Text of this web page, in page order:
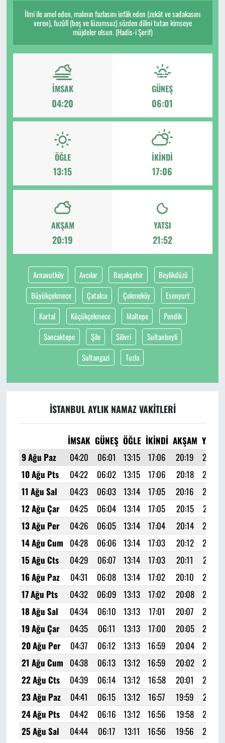
İlmi ile amel eden, malının fazlasını infâk eden (zekât ve sadakasını
veren), fuzûlî (boş ve lüzumsuz) sözden dilini tutan kimseye
müjdeler olsun. (Hadis-i Şerif)
İMSAK
04:20
GÜNEŞ
06:01
ÖĞLE
13:15
İKINDI
17:06
AKŞAM
20:19
YATSI
21:52
Arnavutköy Avcılar Başakşehir
Beylikdüzü
Büyükçekmece
Çatalca Çekmeköy
Esenyurt
Kartal
Küçükçekmece Maltepe
Pendik
Sancaktepe
Şile Silivri
Sultanbeyli
Sultangazi
Tuzla
İSTANBUL AYLIK NAMAZ VAKITLERI
İMSAK GÜNEŞ ÖĞLE İKINDI AKŞAM YATSI
9 Ağu Paz
04:20 06:01 13:15 17:06 20:19
21:52
10 Ağu Pts
04:22 06:02 13:15 17:06 20:18
21:50
11 Ağu Sal
04:23 06:03 13:14 17:05 20:16
21:49
12 Ağu Çar
04:25 06:04 13:14 17:05 20:15
21:47
13 Ağu Per
04:26 06:05 13:14 17:04 20:14
21:45
14 Ağu Cum 04:28 06:06 13:14 17:03 20:12
21:43
15 Ağu Cts
04:29 06:07 13:14 17:03 20:11
21:41
16 Ağu Paz
04:31 06:08 13:14 17:02 20:10
21:40
17 Ağu Pts
04:32 06:09 13:13 17:02 20:08
21:38
18 Ağu Sal
04:34 06:10 13:13 17:01 20:07
21:36
19 Ağu Çar
04:35 06:11 13:13 17:00 20:05
21:34
20 Ağu Per
04:37 06:12 13:13 16:59 20:04
21:32
21 Ağu Cum 04:38 06:13 13:12 16:59 20:02
21:30
22 Ağu Cts
04:39 06:14 13:12 16:58 20:01
21:28
23 Ağu Paz
04:41 06:15 13:12 16:57 19:59
21:27
24 Ağu Pts
04:42 06:16 13:12 16:56 19:58
21:25
25 Ağu Sal
04:44 06:17 13:11 16:56 19:56 21:23